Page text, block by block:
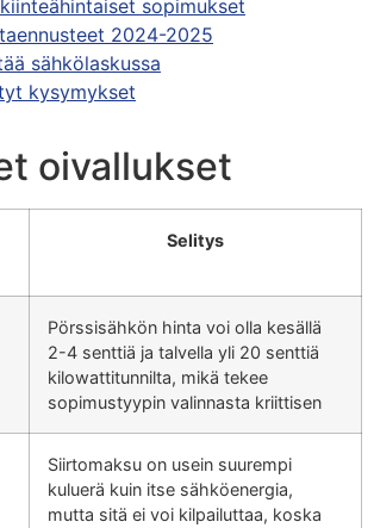
sopimukset
2024-2025
sähkölaskussa
kysymykset
oivallukset
Selitys
Pörssisähkön hinta voi olla kesällä
2-4 senttiä ja talvella yli 20 senttiä
kilowattitunnilta, mikä tekee
sopimustyypin valinnasta kriittisen
Siirtomaksu on usein suurempi
kuluerä kuin itse sähköenergia,
mutta sitä ei voi kilpailuttaa, koska